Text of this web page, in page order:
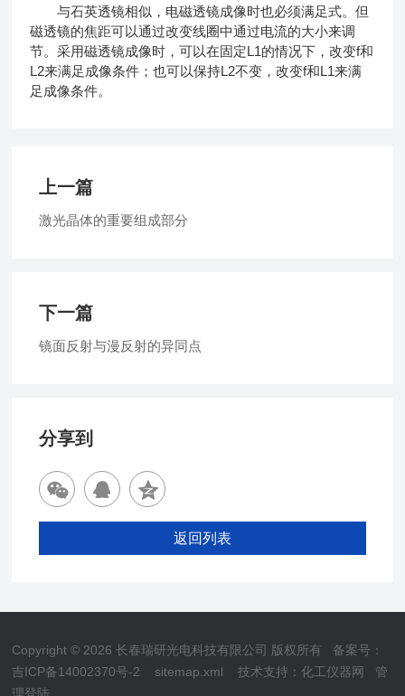
与石英透镜相似，电磁透镜成像时也必须满足式。但
磁透镜的焦距可以通过改变线圈中通过电流的大小来调
节。采用磁透镜成像时，可以在固定L1的情况下，改变f和
L2来满足成像条件；也可以保持L2不变，改变f和L1来满
足成像条件。
上一篇
激光晶体的重要组成部分
下一篇
镜面反射与漫反射的异同点
分享到
返回列表
Copyright © 2026 长春瑞研光电科技有限公司 版权所有 备案号：
吉ICP备14002370号-2
sitemap.xml 技术支持：化工仪器网
管
理登陆